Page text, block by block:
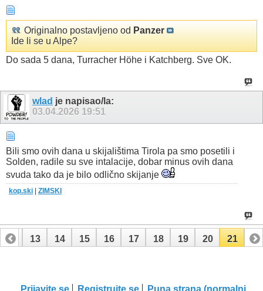
Originalno postavljeno od Panzer
Ide li se u Alpe?
Do sada 5 dana, Turracher Höhe i Katchberg. Sve OK.
wlad je napisao/la:
03.04.2026 19:51
Bili smo ovih dana u skijalištima Tirola pa smo posetili i
Solden, radile su sve intalacije, dobar minus ovih dana
svuda tako da je bilo odlično skijanje
kop.ski ZIMSKI
12 13 14 15 16 17 18 19 20 21
Prijavite se Registrujte se Puna strana (normalni